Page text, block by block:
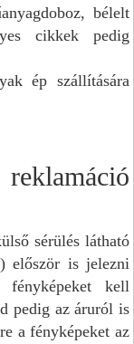
bélelt
cikkek pedig
ép szállítására
sérülés látható
először is jelezni
kell
pedig az áruról is
a fényképeket az